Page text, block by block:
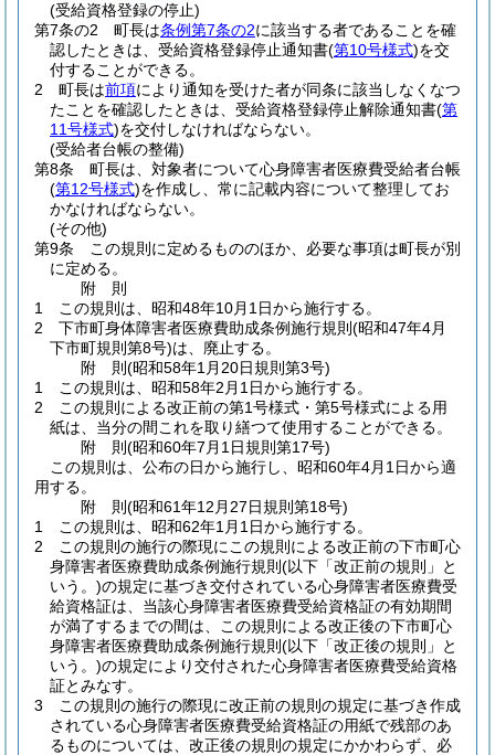
(受給資格登録の停止)
第7条の2
町長は条例第7条の2に該当する者であることを確
認したときは、受給資格登録停止通知書(第10号様式)を交
付することができる。
2
町長は前項により通知を受けた者が同条に該当しなくなつ
たことを確認したときは、受給資格登録停止解除通知書(第
11号様式)を交付しなければならない。
(受給者台帳の整備)
第8条
町長は、対象者について心身障害者医療費受給者台帳
(第12号様式)を作成し、常に記載内容について整理してお
かなければならない。
(その他)
第9条
この規則に定めるもののほか、必要な事項は町長が別
に定める。
附 則
1
この規則は、昭和48年10月1日から施行する。
2
下市町身体障害者医療費助成条例施行規則 (昭和47年4月
下市町規則第8号)は、廃止する。
附 則(昭和58年1月20日規則第3号)
1
この規則は、昭和58年2月1日から施行する。
2
この規則による改正前の第1号様式・第5号様式による用
紙は、当分の間これを取り繕つて使用することができる。
附 則(昭和60年7月1日規則第17号)
この規則は、公布の日から施行し、昭和60年4月1日から適
用する。
附 則(昭和61年12月27日規則第18号)
1
この規則は、昭和62年1月1日から施行する。
2
この規則の施行の際現にこの規則による改正前の下市町心
身障害者医療費助成条例施行規則 (以下「改正前の規則」と
いう。)の規定に基づき交付されている心身障害者医療費受
給資格証は、当該心身障害者医療費受給資格証の有効期間
が満了するまでの間は、この規則による改正後の下市町心
身障害者医療費助成条例施行規則 (以下「改正後の規則」と
いう。)の規定により交付された心身障害者医療費受給資格
証とみなす。
3
この規則の施行の際現に改正前の規則の規定に基づき作成
されている心身障害者医療費受給資格証の用紙で残部のあ
るものについては、改正後の規則の規定にかかわらず、必